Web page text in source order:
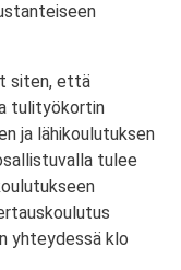
siten, että
tulityökortin
ja lähikoulutuksen
tulee
yhteydessä klo